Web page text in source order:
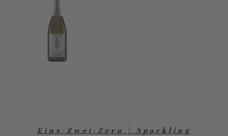
Eins-Zwei-Zero | Sparkling